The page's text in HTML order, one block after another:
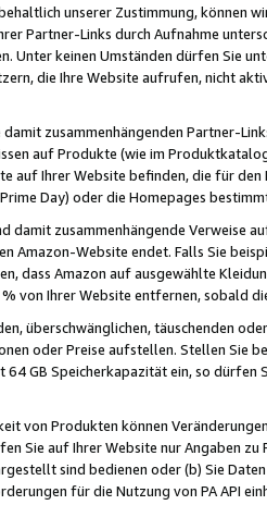
unserer Zustimmung, können
Partner-Links durch Aufnahme
Unter keinen Umständen dürfen Sie
die Ihre Website aufrufen, nicht
zusammenhängenden Partner-
auf Produkte (wie im
auf Ihrer Website befinden, die für
Day) oder die Homepages
damit zusammenhängende
Amazon-Website endet. Falls Sie
dass Amazon auf ausgewählte
% von Ihrer Website entfernen, sobald
überschwänglichen, täuschenden
oder Preise aufstellen. Stellen Sie
GB Speicherkapazität ein, so dürfen
von Produkten können
Sie auf Ihrer Website nur Angaben
sind bedienen oder (b) Sie
für die Nutzung von PA API